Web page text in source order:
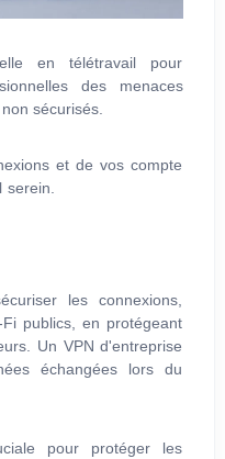
en télétravail pour
des menaces
sécurisés.
et de vos compte
serein.
les connexions,
publics, en protégeant
Un VPN d'entreprise
échangées lors du
pour protéger les